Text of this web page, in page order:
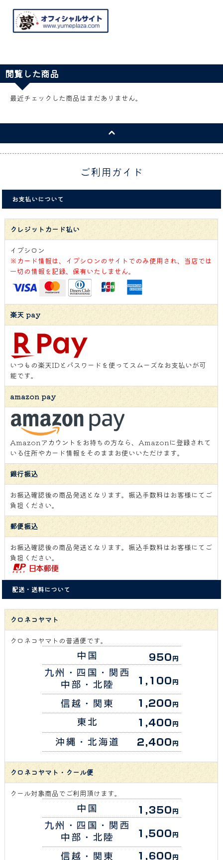
閲覧した商品
最近チェックした商品はまだありません。
ご利用ガイド
お支払いについて
クレジットカード払い
イプシロン
※カード情報は、イプシロンのサイトでのみ使用され、当店では
一切の情報を記録、保有いたしません。
楽天 pay
いつもの楽天IDとパスワードを使ってスムーズなお支払いが可
能です。
amazon pay
Amazonアカウントをお持ちの方なら、Amazonに登録されて
いる住所やカード情報をそのままお使いいただけます。
銀行振込
お振込確認後の商品発送となります。振込手数料はお客様にてご
負担ください。
郵便振込
お振込確認後の商品発送となります。振込手数料はお客様にてご
負担ください。
配送・送料について
クロネコヤマト
クロネコヤマトの普通便です。
クロネコヤマト・クール便
クール対象商品でご利用頂けます。